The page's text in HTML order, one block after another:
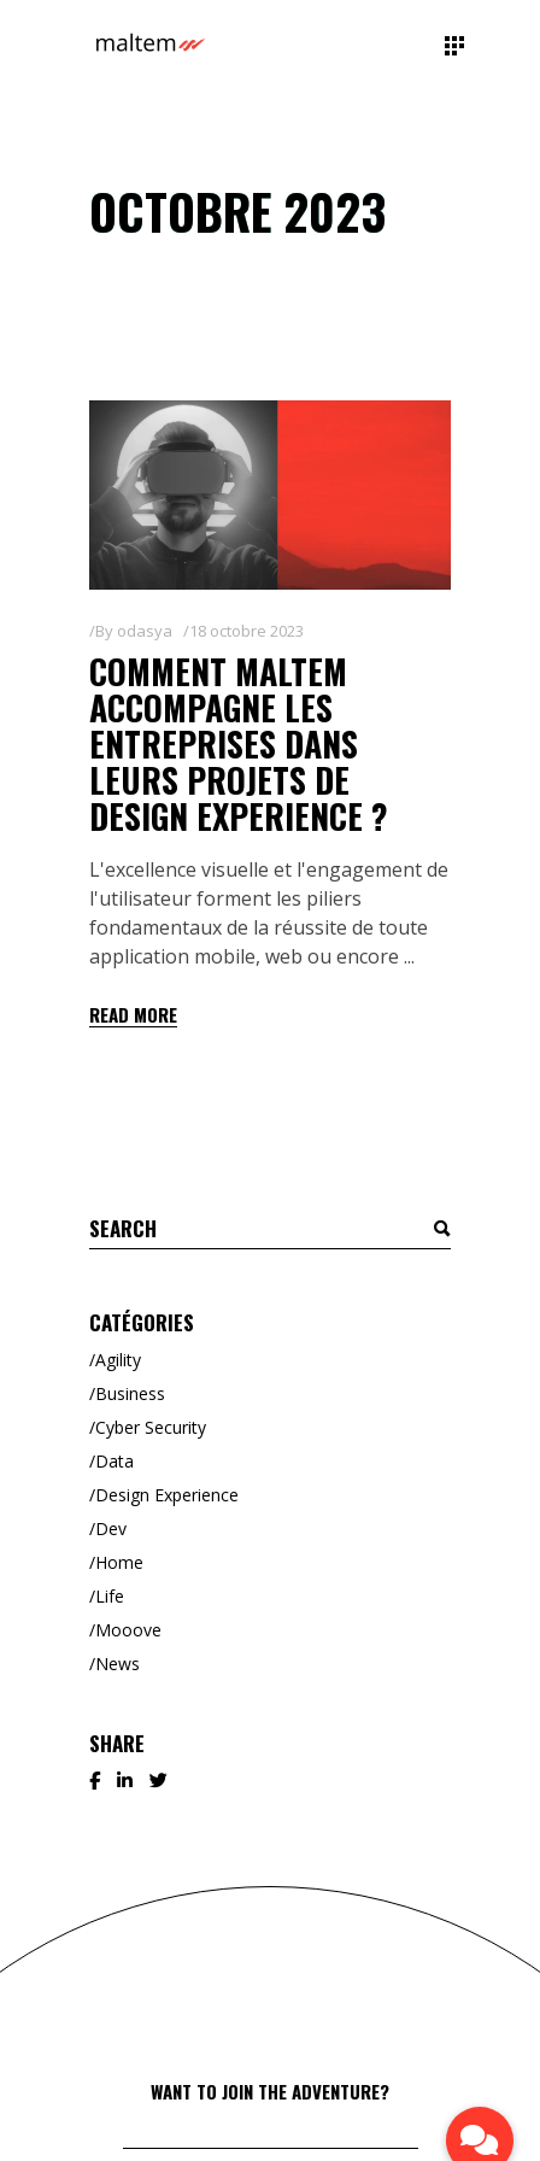
OCTOBRE 2023
By odasya 18 octobre 2023
COMMENT MALTEM
ACCOMPAGNE LES
ENTREPRISES DANS
LEURS PROJETS DE
DESIGN EXPERIENCE ?
L'excellence visuelle et l'engagement de
l'utilisateur forment les piliers
fondamentaux de la réussite de toute
application mobile, web ou encore
READ MORE
Search
for:
CATÉGORIES
Agility
Business
Cyber Security
Data
Design Experience
Dev
Home
Life
Mooove
News
SHARE
WANT TO JOIN THE ADVENTURE?